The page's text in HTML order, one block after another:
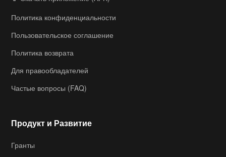
Политика конфиденциальности
Пользовательское соглашение
Политика возврата
Для правообладателей
Частые вопросы (FAQ)
Продукт и Развитие
Гранты